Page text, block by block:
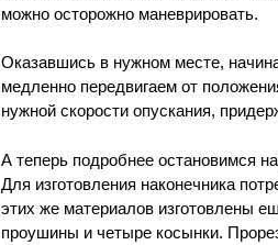
можно осторожно маневрировать.
Оказавшись в нужном месте,
медленно передвигаем от
нужной скорости опускания,
А теперь подробнее остановимся
Для изготовления наконечника
этих же материалов изготовлены
проушины и четыре косынки.